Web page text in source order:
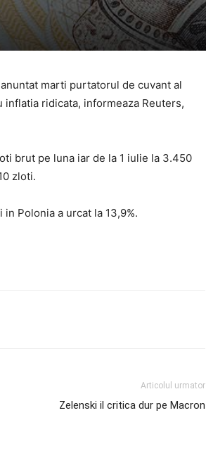
marti purtatorul de cuvant al
ridicata, informeaza Reuters,
brut pe luna iar de la 1 iulie la 3.450
zloti.
Polonia a urcat la 13,9%.
Articolul urmator
Zelenski il critica dur pe Macron